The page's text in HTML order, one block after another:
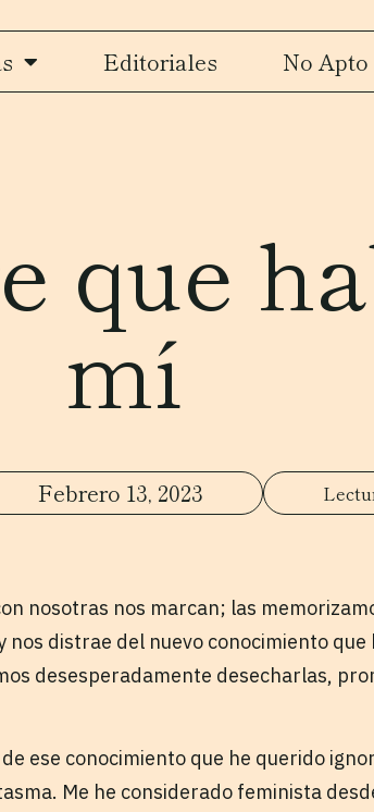
Editoriales No
que
mí
Febrero 13, 2023
nosotras nos marcan; las
distrae del nuevo conocimiento que
desesperadamente desecharlas,
ese conocimiento que he querido
Me he considerado feminista